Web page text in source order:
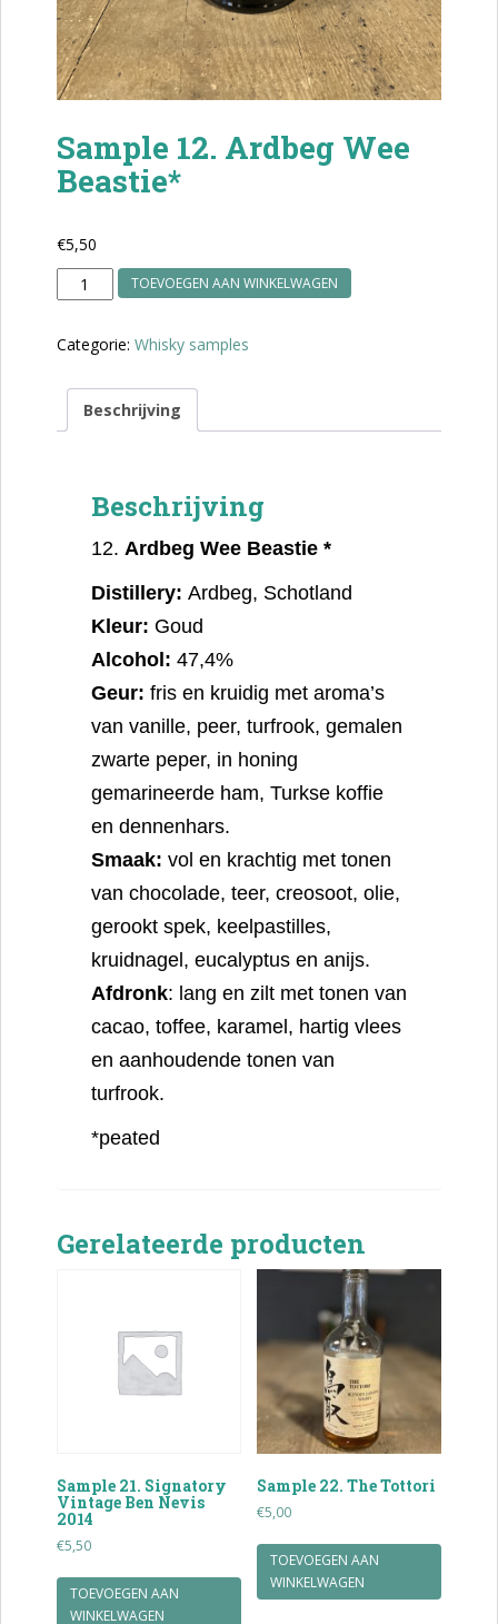
Sample 12. Ardbeg Wee
Beastie*
€5,50
Sample
12.
Wee
aantal
TOEVOEGEN AAN WINKELWAGEN
Categorie: Whisky samples
Beschrijving
Beschrijving
12. Ardbeg Wee Beastie *
Distillery: Ardbeg, Schotland
Kleur: Goud
Alcohol: 47,4%
Geur: fris en kruidig met aroma’s
van vanille, peer, turfrook, gemalen
zwarte peper, in honing
gemarineerde ham, Turkse koffie
en dennenhars.
Smaak: vol en krachtig met tonen
van chocolade, teer, creosoot, olie,
gerookt spek, keelpastilles,
kruidnagel, eucalyptus en anijs.
Afdronk: lang en zilt met tonen van
cacao, toffee, karamel, hartig vlees
en aanhoudende tonen van
turfrook.
*peated
Gerelateerde producten
Sample 21. Signatory
Vintage Ben Nevis
2014
€5,50
TOEVOEGEN AAN
WINKELWAGEN
Sample 22. The Tottori
€5,00
TOEVOEGEN AAN
WINKELWAGEN